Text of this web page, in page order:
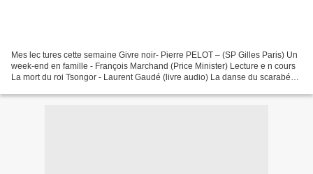
Mes lec tures cette semaine Givre noir- Pierre PELOT – (SP Gilles Paris) Un
week-end en famille - François Marchand (Price Minister) Lecture e n cours
La mort du roi Tsongor - Laurent Gaudé (livre audio) La danse du scarabée -